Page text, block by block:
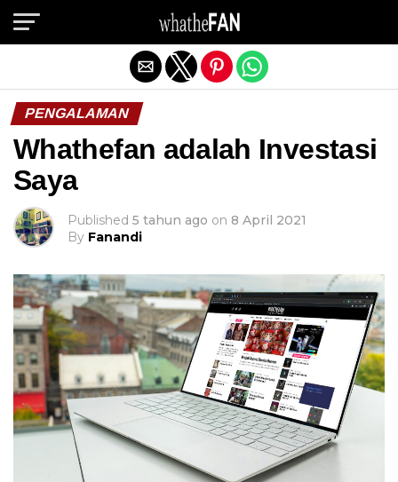
PENGALAMAN
Whathefan adalah Investasi
Saya
Published 5 tahun ago on 8 April 2021
By Fanandi
Exit mobile version